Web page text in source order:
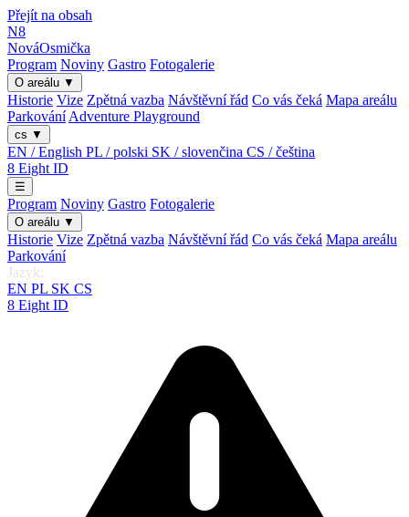
Přejít na obsah
N8
NováOsmička
Program Noviny Gastro Fotogalerie
O areálu ▼
Historie Vize Zpětná vazba Návštěvní řád Co vás čeká Mapa areálu
Parkování Adventure Playground
cs ▼
EN / English PL / polski SK / slovenčina CS / čeština
8 Eight ID
☰
Program Noviny Gastro Fotogalerie
O areálu ▼
Historie Vize Zpětná vazba Návštěvní řád Co vás čeká Mapa areálu
Parkování
Jazyk:
EN PL SK CS
8 Eight ID